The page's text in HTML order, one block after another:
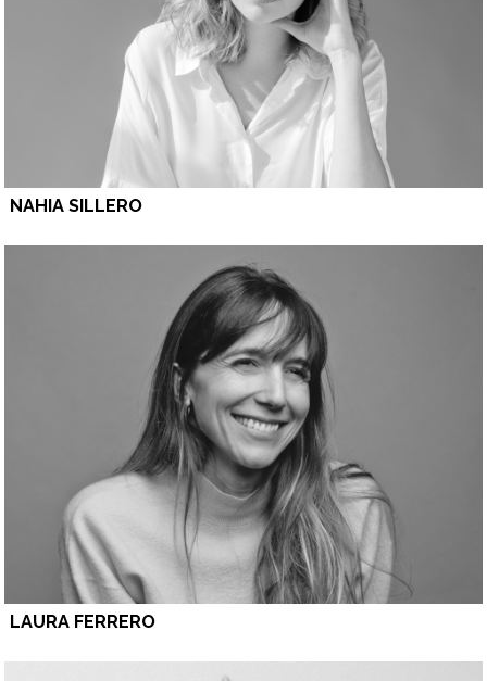
NAHIA SILLERO
LAURA FERRERO